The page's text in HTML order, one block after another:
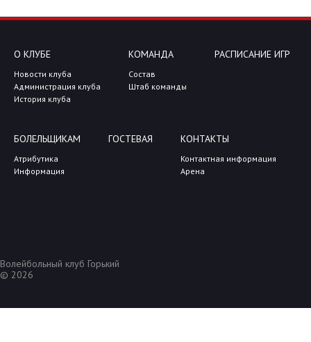
О КЛУБЕ
Новости клуба
Администрация клуба
История клуба
КОМАНДА
Состав
Штаб команды
РАСПИСАНИЕ ИГР
БОЛЕЛЬЩИКАМ
Атрибутика
Информация
ГОСТЕВАЯ КОНТАКТЫ
Контактная информация
Арена
Волейбольный клуб Горький
© 2026